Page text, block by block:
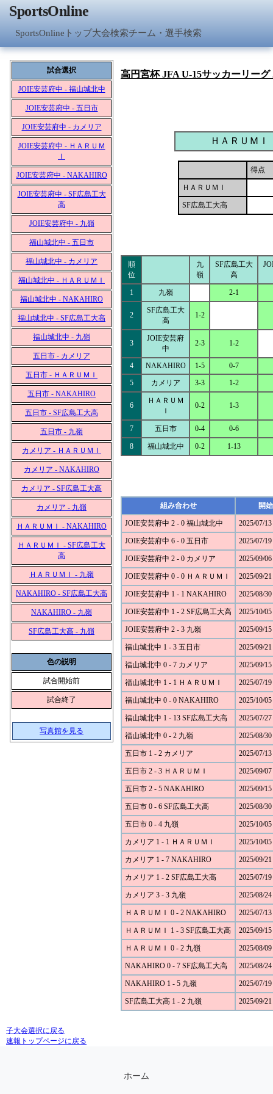
SportsOnline
SportsOnlineトップ大会検索チーム・選手検索
試合選択
JOIE安芸府中 - 福山城北中
JOIE安芸府中 - 五日市
JOIE安芸府中 - カメリア
JOIE安芸府中 - ＨＡＲＵＭ
Ｉ
JOIE安芸府中 - NAKAHIRO
JOIE安芸府中 - SF広島工大
高
JOIE安芸府中 - 九嶺
福山城北中 - 五日市
福山城北中 - カメリア
福山城北中 - ＨＡＲＵＭＩ
福山城北中 - NAKAHIRO
福山城北中 - SF広島工大高
福山城北中 - 九嶺
五日市 - カメリア
五日市 - ＨＡＲＵＭＩ
五日市 - NAKAHIRO
五日市 - SF広島工大高
五日市 - 九嶺
カメリア - ＨＡＲＵＭＩ
カメリア - NAKAHIRO
カメリア - SF広島工大高
カメリア - 九嶺
ＨＡＲＵＭＩ - NAKAHIRO
ＨＡＲＵＭＩ - SF広島工大
高
ＨＡＲＵＭＩ - 九嶺
NAKAHIRO - SF広島工大高
NAKAHIRO - 九嶺
SF広島工大高 - 九嶺
色の説明
試合開始前
試合終了
写真館を見る
高円宮杯 JFA U-15サッカーリー
ＨＡＲＵＭＩ
得点
ＨＡＲＵＭＩ
SF広島工大高
順
位
九
嶺
SF広島工大
高
1 九嶺 2-1
2
SF広島工大
高
1-2
3
JOIE安芸府
中
2-3 1-2
4 NAKAHIRO 1-5
0-7
5
カメリア 3-3 1-2
6
ＨＡＲＵＭ
Ｉ
0-2 1-3
7 五日市 0-4 0-6
8 福山城北中 0-2 1-13
組み合わせ 開
JOIE安芸府中 2 - 0 福山城北中 2025/07/13
JOIE安芸府中 6 - 0 五日市 2025/07/19
JOIE安芸府中 2 - 0 カメリア 2025/09/06
JOIE安芸府中 0 - 0 ＨＡＲＵＭＩ 2025/09/21
JOIE安芸府中 1 - 1 NAKAHIRO 2025/08/30
JOIE安芸府中 1 - 2 SF広島工大高 2025/10/05
JOIE安芸府中 2 - 3 九嶺 2025/09/15
福山城北中 1 - 3 五日市 2025/09/21
福山城北中 0 - 7 カメリア 2025/09/15
福山城北中 1 - 1 ＨＡＲＵＭＩ 2025/07/19
福山城北中 0 - 0 NAKAHIRO 2025/10/05
福山城北中 1 - 13 SF広島工大高 2025/07/27
福山城北中 0 - 2 九嶺 2025/08/30
五日市 1 - 2 カメリア 2025/07/13
五日市 2 - 3 ＨＡＲＵＭＩ 2025/09/07
五日市 2 - 5 NAKAHIRO 2025/09/15
五日市 0 - 6 SF広島工大高 2025/08/30
五日市 0 - 4 九嶺 2025/10/05
カメリア 1 - 1 ＨＡＲＵＭＩ 2025/10/05
カメリア 1 - 7 NAKAHIRO 2025/09/21
カメリア 1 - 2 SF広島工大高 2025/07/19
カメリア 3 - 3 九嶺 2025/08/24
ＨＡＲＵＭＩ 0 - 2 NAKAHIRO 2025/07/13
ＨＡＲＵＭＩ 1 - 3 SF広島工大高 2025/09/15
ＨＡＲＵＭＩ 0 - 2 九嶺 2025/08/09
NAKAHIRO 0 - 7 SF広島工大高 2025/08/24
NAKAHIRO 1 - 5 九嶺 2025/07/19
SF広島工大高 1 - 2 九嶺 2025/09/21
子大会選択に戻る
速報トップページに戻る
ホーム